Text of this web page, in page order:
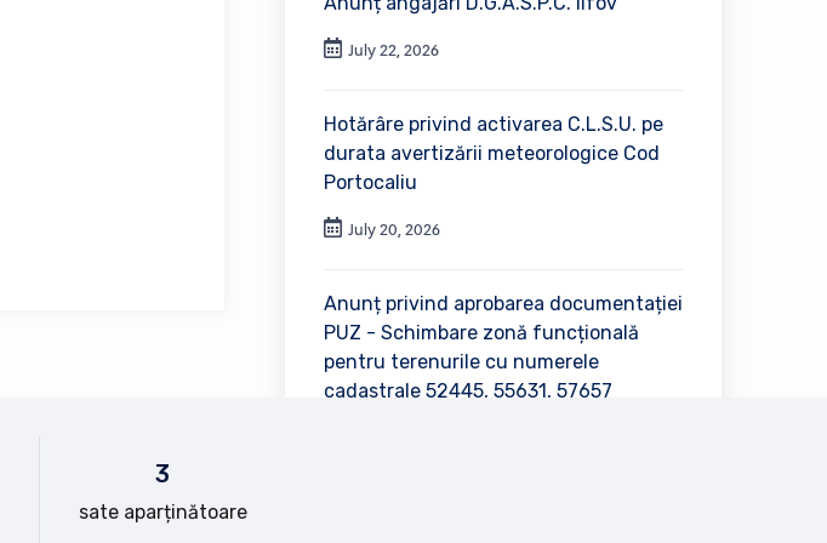
July 22, 2026
Hotărâre privind activarea C.L.S.U. pe
durata avertizării meteorologice Cod
Portocaliu
July 20, 2026
Anunț privind aprobarea documentației
PUZ - Schimbare zonă funcțională
pentru terenurile cu numerele
cadastrale 52445, 55631, 57657
3
sate aparținătoare